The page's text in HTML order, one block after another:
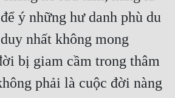
ý những hư danh phù du
nhất không mong
bị giam cầm trong thâm
phải là cuộc đời nàng